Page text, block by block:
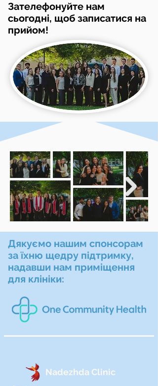
Зателефонуйте нам
сьогодні, щоб записатися на
прийом!
Дякуємо нашим спонсорам
за їхню щедру підтримку,
надавши нам приміщення
для клініки:
Nadezhda Clinic